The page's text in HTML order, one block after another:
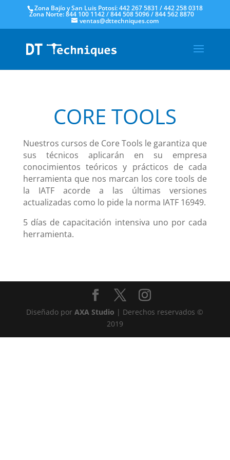
Zona Bajío y San Luis Potosí: 442 267 5831 / 442 258 0318
Zona Norte: 844 100 1142 / 844 508 5096 / 844 562 8870
ventas@dttechniques.com
CORE TOOLS
Nuestros cursos de Core Tools le garantiza que
sus técnicos aplicarán en su empresa
conocimientos teóricos y prácticos de cada
herramienta que nos marcan los core tools de
la IATF acorde a las últimas versiones
actualizadas como lo pide la norma IATF 16949.
5 días de capacitación intensiva uno por cada
herramienta.
Diseñado porAXA Studio | Derechos reservados ©
2019